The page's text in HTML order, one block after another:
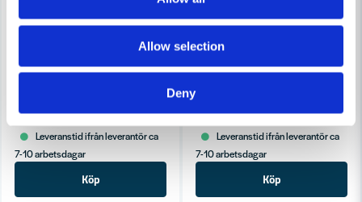
Allow selection
Deny
Festool Längdanslag LA-CS 50/CMS
4 113,58 kr
3 669 kr
Leveranstid ifrån leverantör ca
7-10 arbetsdagar
Köp
FESTOOL
Festool Kapanslag KA-UG-KS
4 168,64 kr
3 597 kr
Leveranstid ifrån leverantör ca
7-10 arbetsdagar
Köp